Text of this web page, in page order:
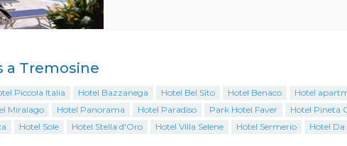
a Tremosine
Piccola Italia Hotel Bazzanega Hotel Bel Sito Hotel Benaco Hotel
Miralago Hotel Panorama Hotel Paradiso Park Hotel Faver Hotel Pineta
Hotel Sole Hotel Stella d'Oro Hotel Villa Selene Hotel Sermerio Hotel Da